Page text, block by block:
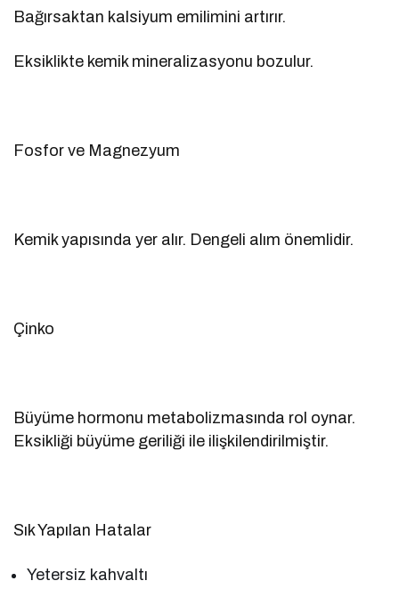
Bağırsaktan kalsiyum emilimini artırır.
Eksiklikte kemik mineralizasyonu bozulur.
Fosfor ve Magnezyum
Kemik yapısında yer alır. Dengeli alım önemlidir.
Çinko
Büyüme hormonu metabolizmasında rol oynar.
Eksikliği büyüme geriliği ile ilişkilendirilmiştir.
Sık Yapılan Hatalar
Yetersiz kahvaltı